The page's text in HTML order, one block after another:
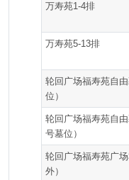
万寿苑1-4排
万寿苑5-13排
轮回广场福寿苑自
位）
轮回广场福寿苑自
号墓位）
轮回广场福寿苑广
外）